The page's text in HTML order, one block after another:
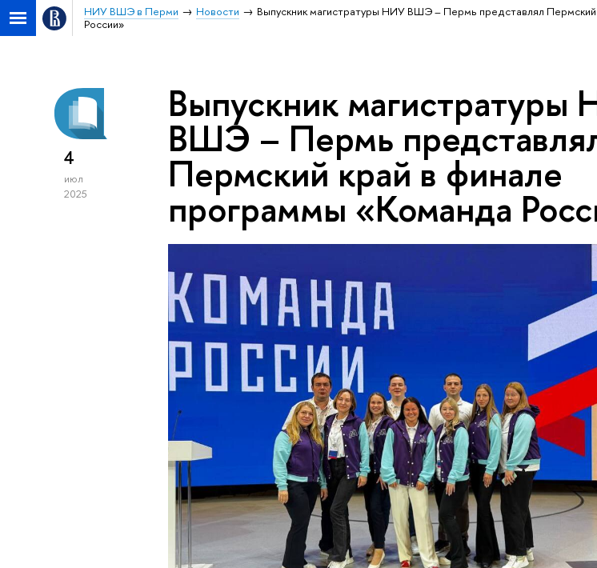
НИУ ВШЭ в Перми Новости
Выпускник магистратуры НИУ ВШЭ – Пермь представлял
России»
4
июл
2025
Выпускник магистратуры
ВШЭ – Пермь
Пермский край в финале
программы «Команда